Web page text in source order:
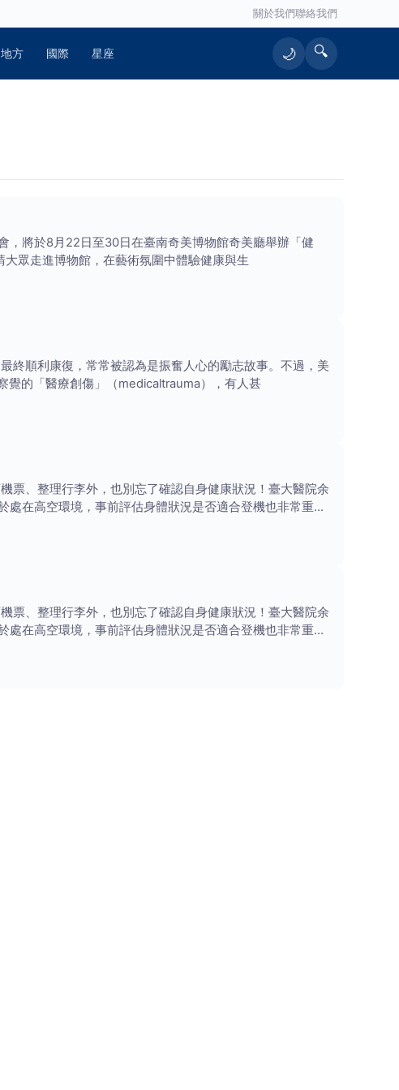
關於我們聯絡我們
地方 國際 星座 🌙 🔍
，將於8月22日至30日在臺南奇美博物館奇美廳舉辦「健
眾走進博物館，在藝術氛圍中體驗健康與生
終順利康復，常常被認為是振奮人心的勵志故事。不過，美
覺的「醫療創傷」（medicaltrauma），有人甚
票、整理行李外，也別忘了確認自身健康狀況！臺大醫院余
處在高空環境，事前評估身體狀況是否適合登機也非常重
票、整理行李外，也別忘了確認自身健康狀況！臺大醫院余
處在高空環境，事前評估身體狀況是否適合登機也非常重